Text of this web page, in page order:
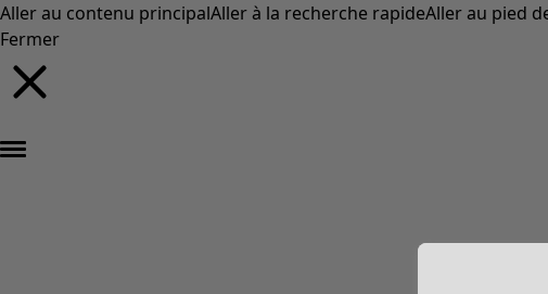
Aller au contenu principalAller à la recherche rapideAller au pied
Fermer